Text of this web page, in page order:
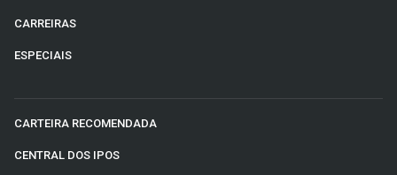
CARREIRAS
ESPECIAIS
CARTEIRA RECOMENDADA
CENTRAL DOS IPOS